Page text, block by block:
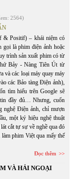
2564)
& Positif) – khái niệm có
gọi là phim điện ảnh hoặc
trình sản xuất phim có từ
Bảy - Nàng Tiên Út từ
và các loại máy quay máy
các Bảo tàng Điện ảnh),
tìm hiểu trên Google sẽ
đầy đủ… Nhưng, cuốn
nghệ Điện ảnh, chỉ mượn
một ký hiệu nghệ thuật
cắt tự sự về nghề qua đó
phim Việt qua mấy thế
Đọc thêm
VÀ HẢI NGOẠI